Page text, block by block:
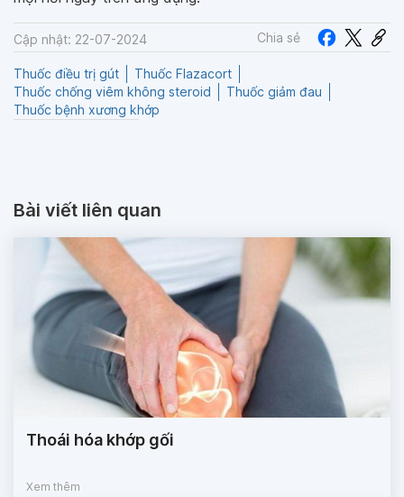
Cập nhật: 22-07-2024 Chia sẻ
Thuốc điều trị gút
Thuốc Flazacort
Thuốc chống viêm không steroid
Thuốc giảm đau
Thuốc bệnh xương khớp
Bài viết liên quan
Thoái hóa khớp gối
Xem thêm